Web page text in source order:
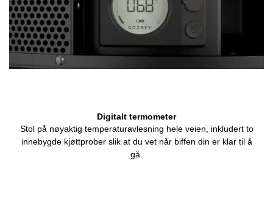
Digitalt termometer
Stol på nøyaktig temperaturavlesning hele veien, inkludert to
innebygde kjøttprober slik at du vet når biffen din er klar til å
gå.